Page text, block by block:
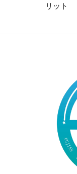
リット